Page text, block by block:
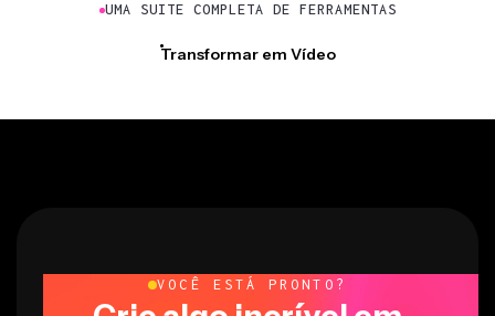
UMA SUITE COMPLETA DE FERRAMENTAS
Transformar em Vídeo
VOCÊ ESTÁ PRONTO?